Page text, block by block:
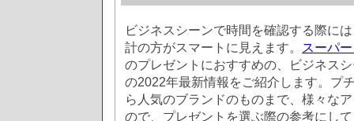
ビジネスシーンで時間を確認する際に
計の方がスマートに見えます。
スーパ
のプレゼントにおすすめの、ビジネス
の2022年最新情報をご紹介します。プ
ら人気のブランドのものまで、様々な
ので、プレゼントを選ぶ際の参考にし